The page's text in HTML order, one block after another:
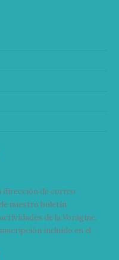
dirección de correo
nuestro boletín
de la Vorágine.
incluido en el